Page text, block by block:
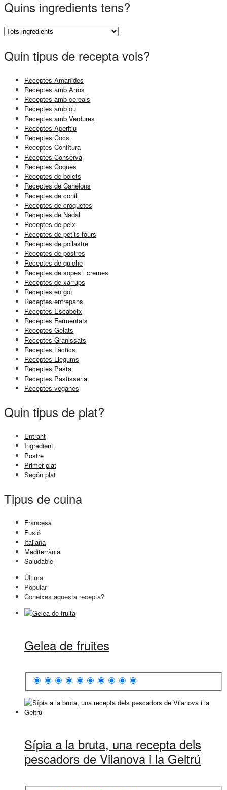
Quins ingredients tens?
Quin tipus de recepta vols?
Receptes Amanides
Receptes amb Arròs
Receptes amb cereals
Receptes amb ou
Receptes amb Verdures
Receptes Aperitiu
Receptes Cocs
Receptes Confitura
Receptes Conserva
Receptes Coques
Receptes de bolets
Receptes de Canelons
Receptes de conill
Receptes de croquetes
Receptes de Nadal
Receptes de peix
Receptes de petits fours
Receptes de pollastre
Receptes de postres
Receptes de quiche
Receptes de sopes i cremes
Receptes de xarrups
Receptes en got
Receptes entrepans
Receptes Escabetx
Receptes Fermentats
Receptes Gelats
Receptes Granissats
Receptes Làctics
Receptes Llegums
Receptes Pasta
Receptes Pastisseria
Receptes veganes
Quin tipus de plat?
Entrant
Ingredient
Postre
Primer plat
Segón plat
Tipus de cuina
Francesa
Fusió
Italiana
Mediterrània
Saludable
Última
Popular
Coneixes aquesta recepta?
Gelea de fruites
Sípia a la bruta, una recepta dels
pescadors de Vilanova i la Geltrú